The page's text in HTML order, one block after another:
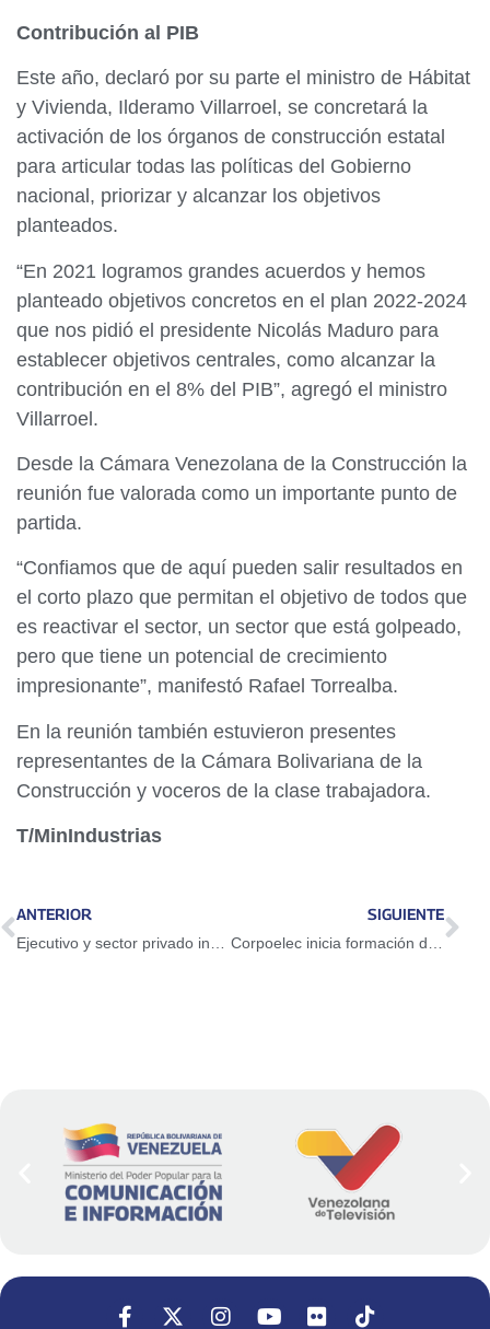
Contribución al PIB
Este año, declaró por su parte el ministro de Hábitat
y Vivienda, Ilderamo Villarroel, se concretará la
activación de los órganos de construcción estatal
para articular todas las políticas del Gobierno
nacional, priorizar y alcanzar los objetivos
planteados.
“En 2021 logramos grandes acuerdos y hemos
planteado objetivos concretos en el plan 2022-2024
que nos pidió el presidente Nicolás Maduro para
establecer objetivos centrales, como alcanzar la
contribución en el 8% del PIB”, agregó el ministro
Villarroel.
Desde la Cámara Venezolana de la Construcción la
reunión fue valorada como un importante punto de
partida.
“Confiamos que de aquí pueden salir resultados en
el corto plazo que permitan el objetivo de todos que
es reactivar el sector, un sector que está golpeado,
pero que tiene un potencial de crecimiento
impresionante”, manifestó Rafael Torrealba.
En la reunión también estuvieron presentes
representantes de la Cámara Bolivariana de la
Construcción y voceros de la clase trabajadora.
T/MinIndustrias
ANTERIOR
Ejecutivo y sector privado instalan mesa de trabajo para proteger producción nacional de bebidas refrescantes
SIGUIENTE
Corpoelec inicia formación de operadores de drones para resguardo del SEN